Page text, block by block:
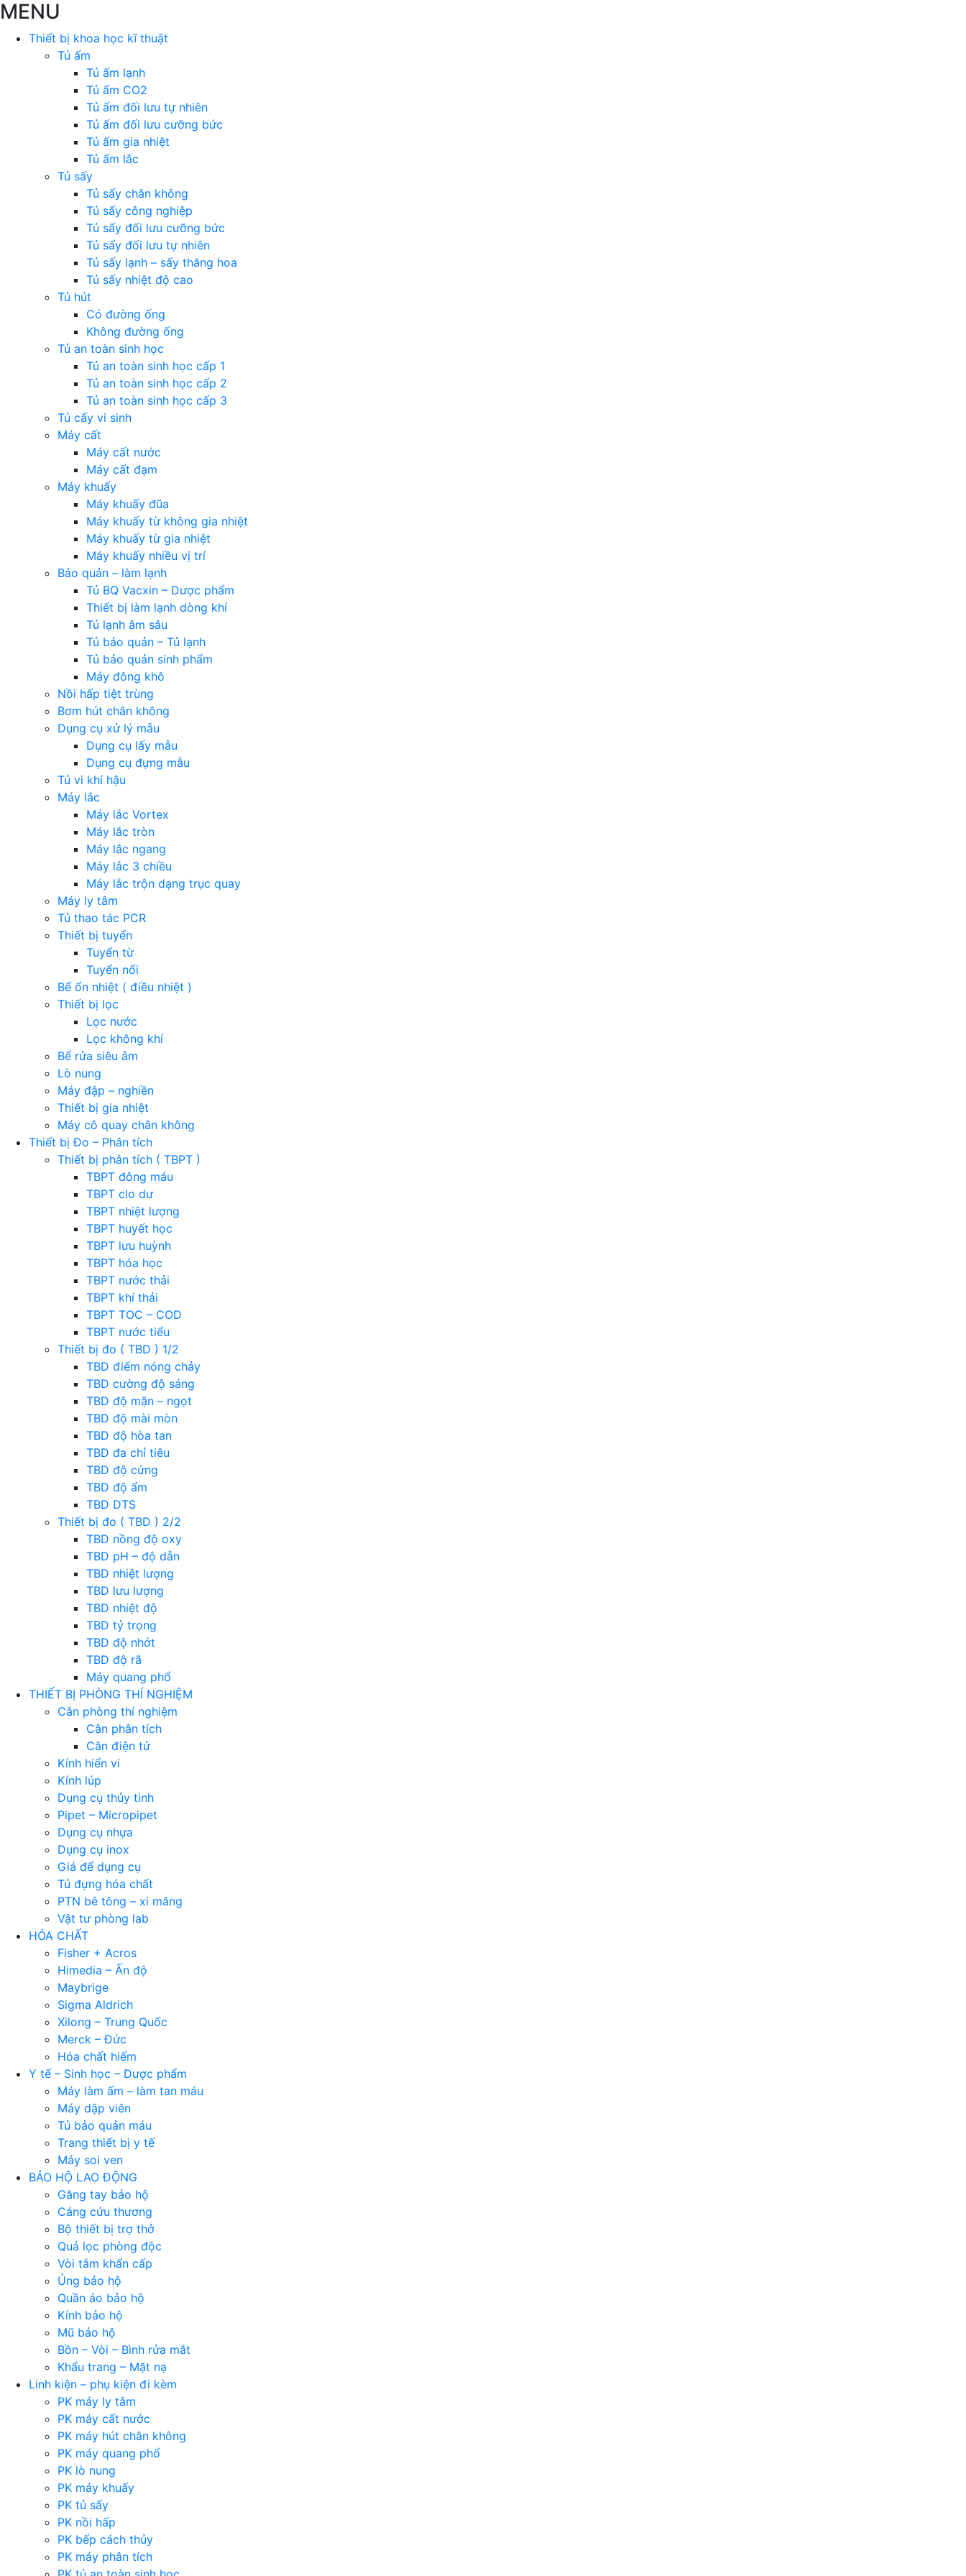
MENU
Thiết bị khoa học kĩ thuật
Tủ ấm
Tủ ấm lạnh
Tủ ấm CO2
Tủ ấm đối lưu tự nhiên
Tủ ấm đối lưu cưỡng bức
Tủ ấm gia nhiệt
Tủ ấm lắc
Tủ sấy
Tủ sấy chân không
Tủ sấy công nghiệp
Tủ sấy đối lưu cưỡng bức
Tủ sấy đối lưu tự nhiên
Tủ sấy lạnh – sấy thăng hoa
Tủ sấy nhiệt độ cao
Tủ hút
Có đường ống
Không đường ống
Tủ an toàn sinh học
Tủ an toàn sinh học cấp 1
Tủ an toàn sinh học cấp 2
Tủ an toàn sinh học cấp 3
Tủ cấy vi sinh
Máy cất
Máy cất nước
Máy cất đạm
Máy khuấy
Máy khuấy đũa
Máy khuấy từ không gia nhiệt
Máy khuấy từ gia nhiệt
Máy khuấy nhiều vị trí
Bảo quản – làm lạnh
Tủ BQ Vacxin – Dược phẩm
Thiết bị làm lạnh dòng khí
Tủ lạnh âm sâu
Tủ bảo quản – Tủ lạnh
Tủ bảo quản sinh phẩm
Máy đông khô
Nồi hấp tiệt trùng
Bơm hút chân không
Dụng cụ xử lý mẫu
Dụng cụ lấy mẫu
Dụng cụ đựng mẫu
Tủ vi khí hậu
Máy lắc
Máy lắc Vortex
Máy lắc tròn
Máy lắc ngang
Máy lắc 3 chiều
Máy lắc trộn dạng trục quay
Máy ly tâm
Tủ thao tác PCR
Thiết bị tuyển
Tuyển từ
Tuyển nổi
Bể ổn nhiệt ( điều nhiệt )
Thiết bị lọc
Lọc nước
Lọc không khí
Bể rửa siêu âm
Lò nung
Máy đập – nghiền
Thiết bị gia nhiệt
Máy cô quay chân không
Thiết bị Đo – Phân tích
Thiết bị phân tích ( TBPT )
TBPT đông máu
TBPT clo dư
TBPT nhiệt lượng
TBPT huyết học
TBPT lưu huỳnh
TBPT hóa học
TBPT nước thải
TBPT khí thải
TBPT TOC – COD
TBPT nước tiểu
Thiết bị đo ( TBD ) 1/2
TBD điểm nóng chảy
TBD cường độ sáng
TBD độ mặn – ngọt
TBD độ mài mòn
TBD độ hòa tan
TBD đa chỉ tiêu
TBD độ cứng
TBD độ ẩm
TBD DTS
Thiết bị đo ( TBD ) 2/2
TBD nồng độ oxy
TBD pH – độ dẫn
TBD nhiệt lượng
TBD lưu lượng
TBD nhiệt độ
TBD tỷ trọng
TBD độ nhớt
TBD độ rã
Máy quang phổ
THIẾT BỊ PHÒNG THÍ NGHIỆM
Cân phòng thí nghiệm
Cân phân tích
Cân điện tử
Kính hiển vi
Kính lúp
Dụng cụ thủy tinh
Pipet – Micropipet
Dụng cụ nhựa
Dụng cụ inox
Giá để dụng cụ
Tủ đựng hóa chất
PTN bê tông – xi măng
Vật tư phòng lab
HÓA CHẤT
Fisher + Acros
Himedia – Ấn độ
Maybrige
Sigma Aldrich
Xilong – Trung Quốc
Merck – Đức
Hóa chất hiếm
Y tế – Sinh học – Dược phẩm
Máy làm ấm – làm tan máu
Máy dập viên
Tủ bảo quản máu
Trang thiết bị y tế
Máy soi ven
BẢO HỘ LAO ĐỘNG
Găng tay bảo hộ
Cáng cứu thương
Bộ thiết bị trợ thở
Quả lọc phòng độc
Vòi tắm khẩn cấp
Ủng bảo hộ
Quần áo bảo hộ
Kính bảo hộ
Mũ bảo hộ
Bồn – Vòi – Bình rửa mắt
Khẩu trang – Mặt nạ
Linh kiện – phụ kiện đi kèm
PK máy ly tâm
PK máy cất nước
PK máy hút chân không
PK máy quang phổ
PK lò nung
PK máy khuấy
PK tủ sấy
PK nồi hấp
PK bếp cách thủy
PK máy phân tích